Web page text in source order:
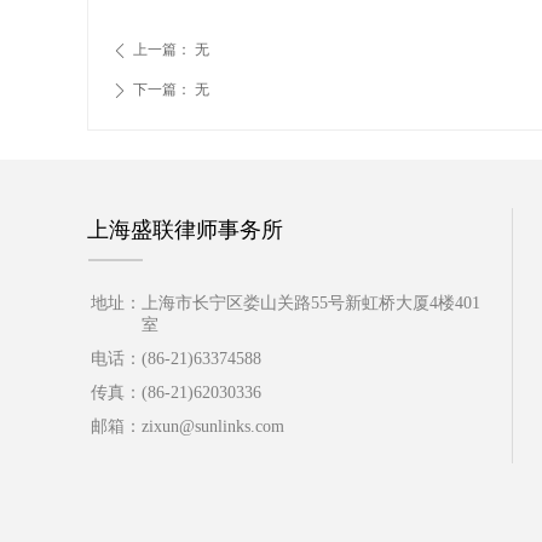
ꄲ 下一篇： 无
ꄴ 上一篇： 无
上海盛联律师事务所
地址： 上海市长宁区娄山关路55号新虹桥大厦4楼401
室
电话： (86-21)63374588
传真： (86-21)62030336
邮箱： zixun@sunlinks.com